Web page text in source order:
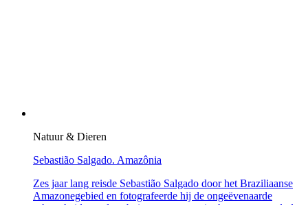
Natuur & Dieren
Sebastião Salgado. Amazônia
Zes jaar lang reisde Sebastião Salgado door het Braziliaanse
Amazonegebied en fotografeerde hij de ongeëvenaarde